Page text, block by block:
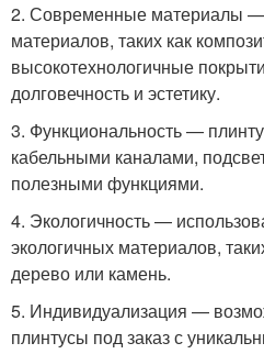
2. Современные материалы
материалов, таких как
высокотехнологичные
долговечность и эстетику.
3. Функциональность —
кабельными каналами,
полезными функциями.
4. Экологичность —
экологичных материалов,
дерево или камень.
5. Индивидуализация —
плинтусы под заказ с